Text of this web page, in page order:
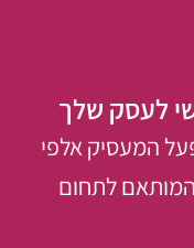
לעסק שלך
המעסיק אלפי
המותאם לתחום